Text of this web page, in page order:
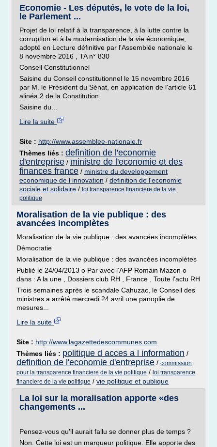
Economie - Les députés, le vote de la loi,
le Parlement ...
Projet de loi relatif à la transparence, à la lutte contre la
corruption et à la modernisation de la vie économique,
adopté en Lecture définitive par l'Assemblée nationale le
8 novembre 2016 , TA n° 830
Conseil Constitutionnel
Saisine du Conseil constitutionnel le 15 novembre 2016
par M. le Président du Sénat, en application de l'article 61
alinéa 2 de la Constitution
Saisine du...
Lire la suite
Site : http://www.assemblee-nationale.fr
Thèmes liés : definition de l'economie
d'entreprise / ministre de l'economie et des
finances france / ministre du developpement
economique de l innovation / definition de l'economie
sociale et solidaire / loi transparence financiere de la vie
politique
Moralisation de la vie publique : des
avancées incomplètes
Moralisation de la vie publique : des avancées incomplètes
Démocratie
Moralisation de la vie publique : des avancées incomplètes
Publié le 24/04/2013 o Par avec l'AFP Romain Mazon o
dans : A la une , Dossiers club RH , France , Toute l'actu RH
Trois semaines après le scandale Cahuzac, le Conseil des
ministres a arrêté mercredi 24 avril une panoplie de
mesures...
Lire la suite
Site : http://www.lagazettedescommunes.com
Thèmes liés : politique d acces a l information /
definition de l'economie d'entreprise / commission
pour la transparence financiere de la vie politique / loi transparence
financiere de la vie politique / vie politique et publique
La loi sur la moralisation apporte «des
changements ...
Pensez-vous qu'il aurait fallu se donner plus de temps ?
Non. Cette loi est un marqueur politique. Elle apporte des